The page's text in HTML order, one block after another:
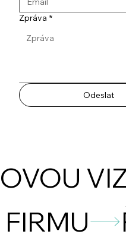
Zpráva *
Odeslat